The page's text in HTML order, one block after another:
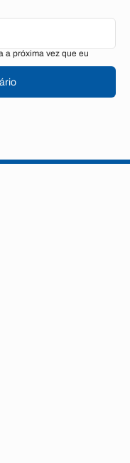
a próxima vez que eu